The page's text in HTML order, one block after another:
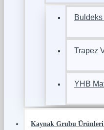
Trapez
YHB
Kaynak Grubu Ürünleri